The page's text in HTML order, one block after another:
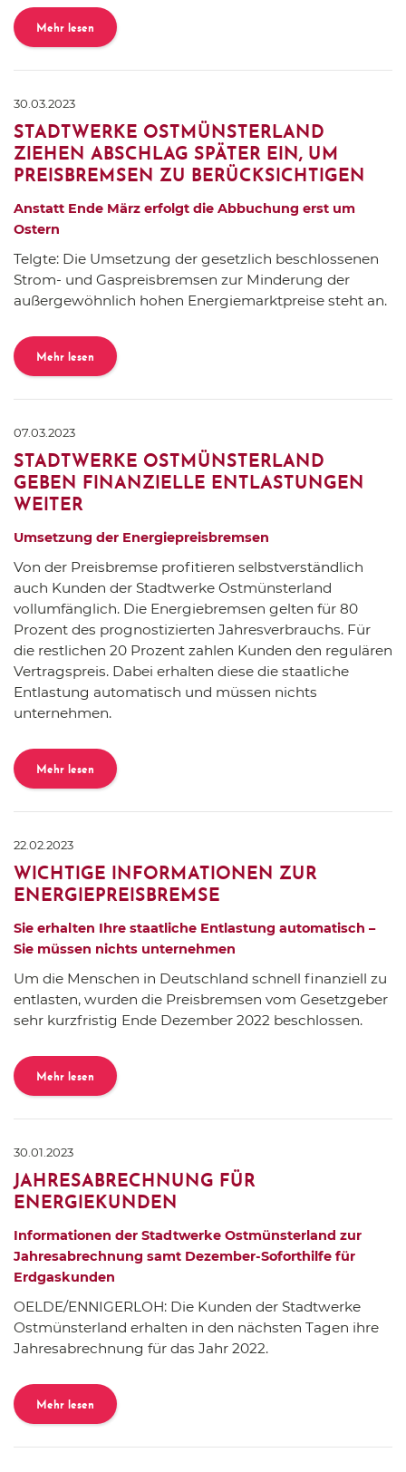
Mehr lesen
30.03.2023
STADTWERKE OSTMÜNSTERLAND
ZIEHEN ABSCHLAG SPÄTER EIN, UM
PREISBREMSEN ZU BERÜCKSICHTIGEN
Anstatt Ende März erfolgt die Abbuchung erst um
Ostern
Telgte: Die Umsetzung der gesetzlich beschlossenen
Strom- und Gaspreisbremsen zur Minderung der
außergewöhnlich hohen Energiemarktpreise steht an.
Mehr lesen
07.03.2023
STADTWERKE OSTMÜNSTERLAND
GEBEN FINANZIELLE ENTLASTUNGEN
WEITER
Umsetzung der Energiepreisbremsen
Von der Preisbremse profitieren selbstverständlich
auch Kunden der Stadtwerke Ostmünsterland
vollumfänglich. Die Energiebremsen gelten für 80
Prozent des prognostizierten Jahresverbrauchs. Für
die restlichen 20 Prozent zahlen Kunden den regulären
Vertragspreis. Dabei erhalten diese die staatliche
Entlastung automatisch und müssen nichts
unternehmen.
Mehr lesen
22.02.2023
WICHTIGE INFORMATIONEN ZUR
ENERGIEPREISBREMSE
Sie erhalten Ihre staatliche Entlastung automatisch –
Sie müssen nichts unternehmen
Um die Menschen in Deutschland schnell finanziell zu
entlasten, wurden die Preisbremsen vom Gesetzgeber
sehr kurzfristig Ende Dezember 2022 beschlossen.
Mehr lesen
30.01.2023
JAHRESABRECHNUNG FÜR
ENERGIEKUNDEN
Informationen der Stadtwerke Ostmünsterland zur
Jahresabrechnung samt Dezember-Soforthilfe für
Erdgaskunden
OELDE/ENNIGERLOH: Die Kunden der Stadtwerke
Ostmünsterland erhalten in den nächsten Tagen ihre
Jahresabrechnung für das Jahr 2022.
Mehr lesen